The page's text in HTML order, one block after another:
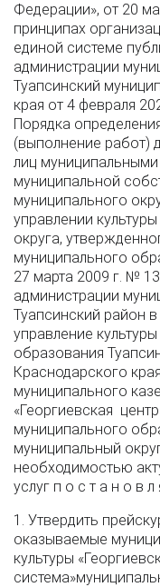
Федерации», от 20
принципах
единой системе
администрации
Туапсинский
края от 4 февраля
Порядка
(выполнение работ)
лиц
муниципальной
муниципального
управлении
округа,
муниципального
27 марта 2009 г. №
администрации
Туапсинский район
управление
образования
Краснодарского
муниципального
«Георгиевская
муниципального
муниципальный
необходимостью
услуг п о с т а н о в л
1. Утвердить
оказываемые
культуры